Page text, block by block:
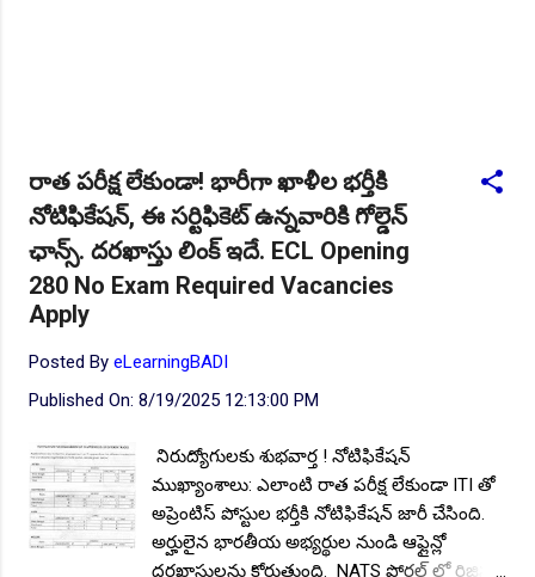
రాత పరీక్ష లేకుండా! భారీగా ఖాళీల భర్తీకి
నోటిఫికేషన్, ఈ సర్టిఫికెట్ ఉన్నవారికి గోల్డెన్
ఛాన్స్. దరఖాస్తు లింక్ ఇదే. ECL Opening
280 No Exam Required Vacancies
Apply
Posted By eLearningBADI
Published On: 8/19/2025 12:13:00 PM
నిరుద్యోగులకు శుభవార్త ! నోటిఫికేషన్
ముఖ్యాంశాలు: ఎలాంటి రాత పరీక్ష లేకుండా ITI తో
అప్రెంటిస్ పోస్టుల భర్తీకి నోటిఫికేషన్ జారీ చేసింది.
అర్హులైన భారతీయ అభ్యర్థుల నుండి ఆఫ్లైన్లో
దరఖాస్తులను కోరుతుంది. NATS పోర్టల్ లో రిజిస్టర్